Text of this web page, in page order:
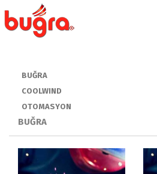
BUĞRA
COOLWIND
OTOMASYON
BUĞRA